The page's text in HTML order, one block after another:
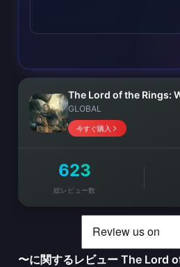
The Lord of the Rings:
GLOBAL
今すぐ購入
623
総レビュー数
〜に関するレビュー The Lord